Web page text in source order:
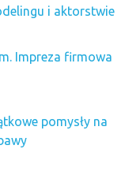
i aktorstwie
Impreza firmowa
pomysły na